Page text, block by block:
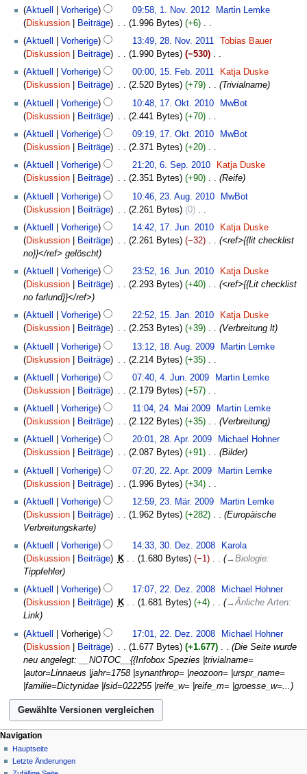
n
g
z
u
s
a
m
e
n
f
a
s
u
n
g
e
i
t
u
n
g
z
u
s
a
m
m
e
n
f
a
s
s
n
g
November
Aktuell Vorherige 09:58, 1. Nov. 2012
Martin Lemke
Diskussion
Beiträge 1.996 Bytes +6 ‎
K
e
n
e
B
e
r
b
e
i
t
u
g
s
z
u
s
a
m
m
e
n
f
a
s
u
n
g
November
Aktuell Vorherige 13:49, 28. Nov. 2011
Tobias Bauer
Diskussion
Beiträge 1.990 Bytes −530 ‎
K
e
n
e
B
e
r
b
e
i
t
u
s
z
u
s
a
m
e
n
f
a
s
u
n
g
15.
Februar
Aktuell Vorherige 00:00, 15. Feb. 2011
Katja Duske
Diskussion
Beiträge 2.520 Bytes +79 ‎ Trivialname
Oktober
Aktuell Vorherige 10:48, 17. Okt. 2010
MwBot
Diskussion
Beiträge 2.441 Bytes +70 ‎
K
e
n
e
B
e
r
b
e
i
t
u
n
g
z
u
s
a
m
e
n
f
a
s
u
n
g
Aktuell Vorherige 09:19, 17. Okt. 2010
MwBot
Diskussion
Beiträge 2.371 Bytes +20 ‎
K
e
n
e
B
e
a
b
e
i
t
u
n
g
z
u
s
a
m
m
e
n
f
a
s
s
n
g
6.
September
Aktuell Vorherige 21:20, 6. Sep. 2010
Katja Duske
Diskussion
Beiträge 2.351 Bytes +90 ‎ Reife
August
2010
Aktuell Vorherige 10:46, 23. Aug. 2010
MwBot
Diskussion
Beiträge 2.261 Bytes 0 ‎
K
e
e
B
e
a
r
e
i
t
u
n
g
z
u
s
a
m
e
f
a
s
s
u
n
Juni
2010
Aktuell Vorherige 14:42, 17. Jun. 2010
Katja Duske
Diskussion
Beiträge 2.261 Bytes −32 ‎
<ref>{{lit checklist
no}}</ref> gelöscht
Juni
2010
Aktuell Vorherige 23:52, 16. Jun. 2010
Katja Duske
Diskussion
Beiträge 2.293 Bytes +40 ‎
<ref>{{Lit checklist
no farlund}}</ref>
15.
Januar
Aktuell Vorherige 22:52, 15. Jan. 2010
Katja Duske
Diskussion
Beiträge 2.253 Bytes +39 ‎ Verbreitung lt
August
2009
Aktuell Vorherige 13:12, 18. Aug. 2009
Martin Lemke
Diskussion
Beiträge 2.214 Bytes +35 ‎
K
e
n
e
B
e
r
b
e
i
t
u
n
g
z
u
s
a
m
m
e
n
f
a
s
s
u
n
Juni
Aktuell Vorherige 07:40, 4. Jun. 2009
Martin Lemke
Diskussion
Beiträge 2.179 Bytes +57 ‎
K
e
n
e
B
e
r
b
e
i
t
u
n
g
s
u
s
a
m
m
e
n
f
a
s
Mai
Aktuell Vorherige 11:04, 24. Mai 2009
Martin Lemke
Diskussion
Beiträge 2.122 Bytes +35 ‎ Verbreitung
28.
April
Aktuell Vorherige 20:01, 28. Apr. 2009
Michael Hohner
Diskussion
Beiträge 2.087 Bytes +91 ‎ Bilder
April
Aktuell Vorherige 07:20, 22. Apr. 2009
Martin Lemke
Diskussion
Beiträge 1.996 Bytes +34 ‎
K
e
i
e
B
e
a
r
b
i
t
u
n
g
s
u
m
März
2009
Aktuell Vorherige 12:59, 23. Mär. 2009
Martin Lemke
Diskussion
Beiträge 1.962 Bytes +282 ‎
Europäische
Verbreitungskarte
Dezember
2008
Aktuell Vorherige 14:33, 30. Dez. 2008
Karola
Diskussion
Beiträge K 1.680 Bytes −1 ‎ →Biologie:
Tippfehler
22.
Dezember
2008
Aktuell Vorherige 17:07, 22. Dez. 2008
Michael Hohner
Diskussion
Beiträge K 1.681 Bytes +4 ‎ →Änliche Arten:
Link
Aktuell
Vorherige 17:01, 22. Dez. 2008
Michael Hohner
Diskussion
Beiträge 1.677 Bytes +1.677 ‎
Die Seite wurde
neu angelegt: __NOTOC__{{Infobox Spezies |trivialname=
|autor=Linnaeus |jahr=1758 |synanthrop= |neozoon= |urspr_name=
|familie=Dictynidae |lsid=022255 |reife_w= |reife_m= |groesse_w=...
Navigation
Hauptseite
Letzte Änderungen